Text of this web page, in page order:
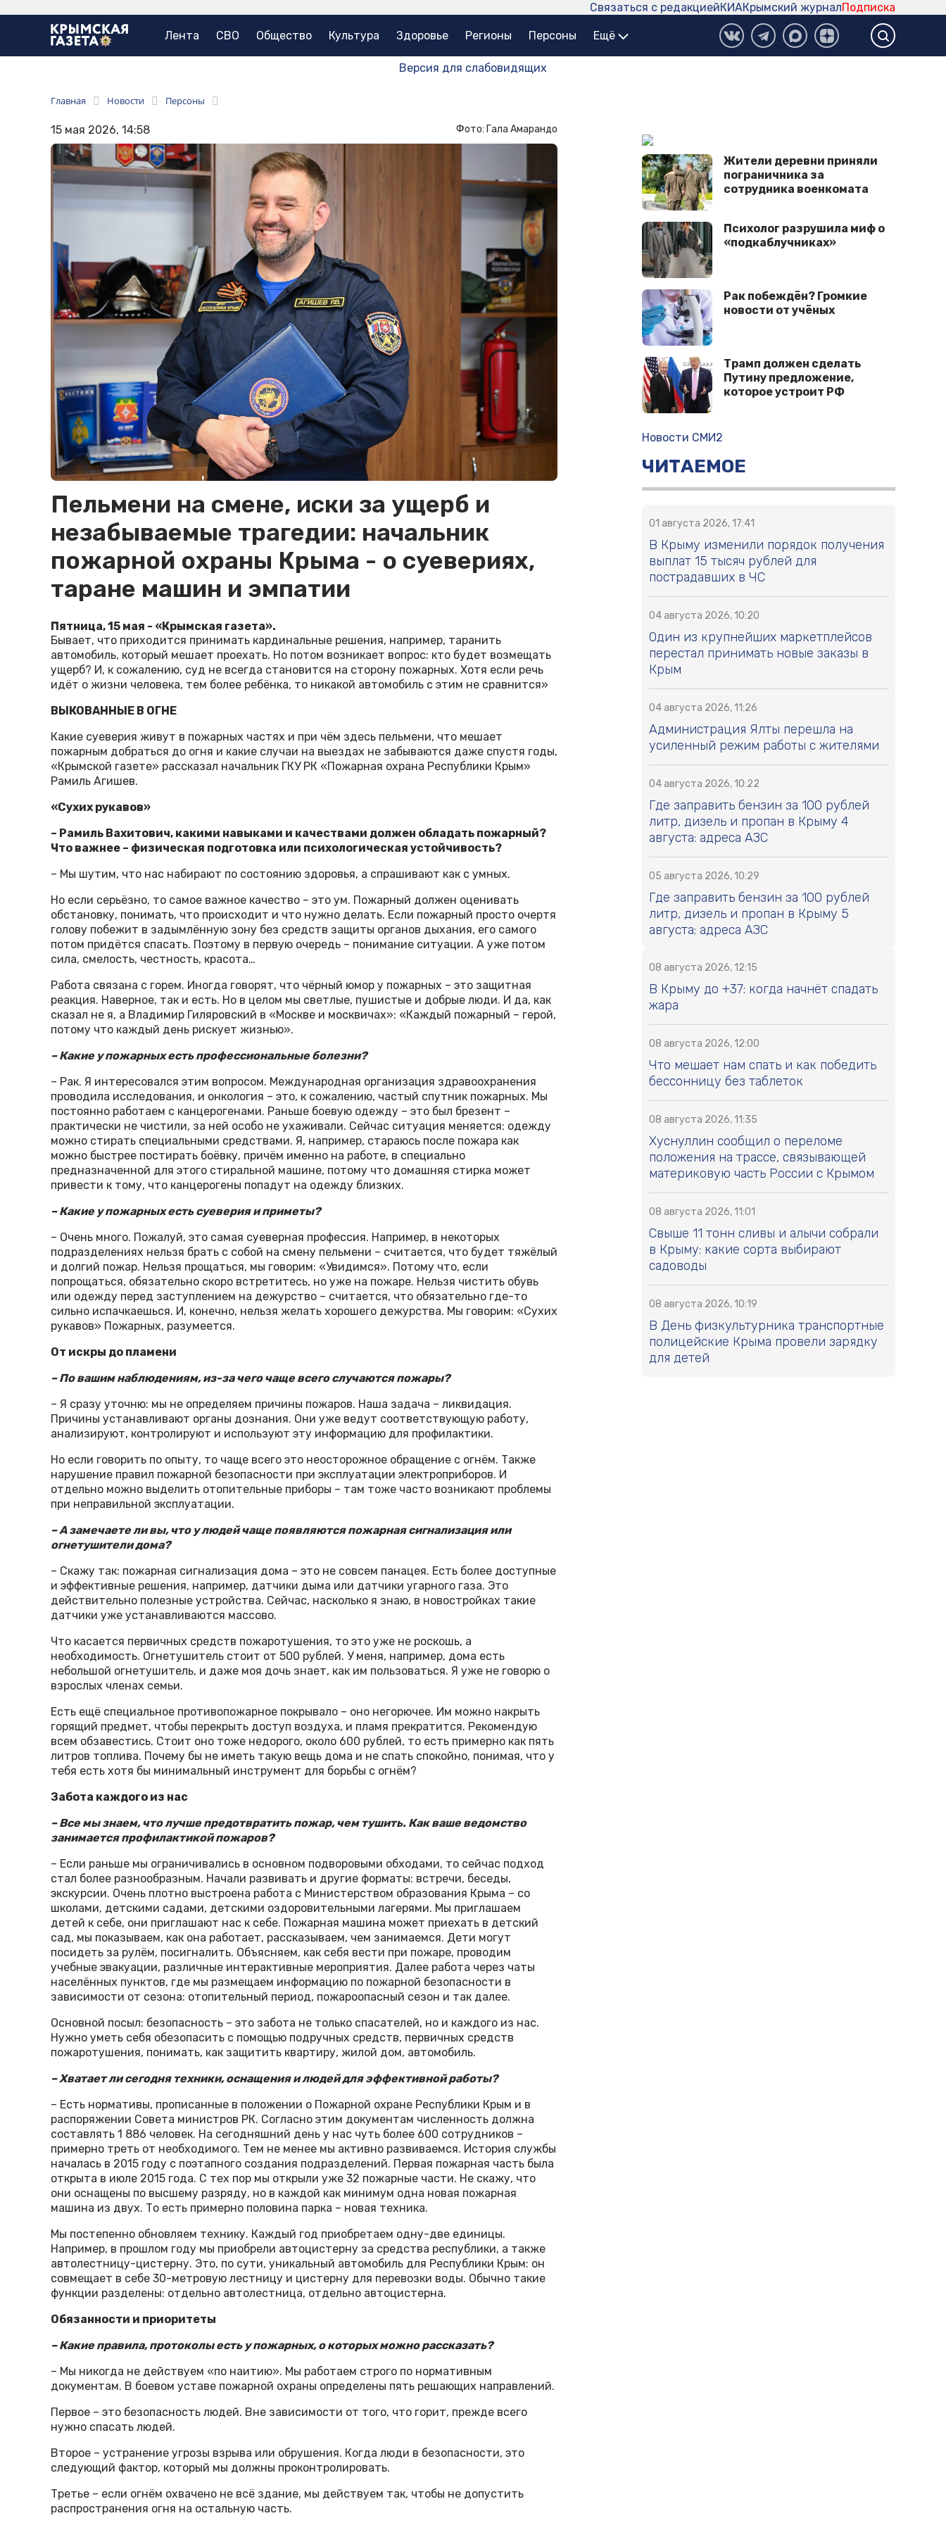
Подписка
Крымский журнал
КИА
Связаться с редакцией
Лента СВО Общество Культура Здоровье Регионы Персоны Ещё
Версия для слабовидящих
Главная Новости Персоны
15 мая 2026, 14:58 Фото: Гала Амарандо
Пельмени на смене, иски за ущерб и
незабываемые трагедии: начальник
пожарной охраны Крыма - о суевериях,
таране машин и эмпатии
Пятница, 15 мая - «Крымская газета».
Бывает, что приходится принимать кардинальные решения, например, таранить
автомобиль, который мешает проехать. Но потом возникает вопрос: кто будет возмещать
ущерб? И, к сожалению, суд не всегда становится на сторону пожарных. Хотя если речь
идёт о жизни человека, тем более ребёнка, то никакой автомобиль с этим не сравнится»
ВЫКОВАННЫЕ В ОГНЕ
Какие суеверия живут в пожарных частях и при чём здесь пельмени, что мешает
пожарным добраться до огня и какие случаи на выездах не забываются даже спустя годы,
«Крымской газете» рассказал начальник ГКУ РК «Пожарная охрана Республики Крым»
Рамиль Агишев.
«Сухих рукавов»
– Рамиль Вахитович, какими навыками и качествами должен обладать пожарный?
Что важнее – физическая подготовка или психологическая устойчивость?
– Мы шутим, что нас набирают по состоянию здоровья, а спрашивают как с умных.
Но если серьёзно, то самое важное качество – это ум. Пожарный должен оценивать
обстановку, понимать, что происходит и что нужно делать. Если пожарный просто очертя
голову побежит в задымлённую зону без средств защиты органов дыхания, его самого
потом придётся спасать. Поэтому в первую очередь – понимание ситуации. А уже потом
сила, смелость, честность, красота…
Работа связана с горем. Иногда говорят, что чёрный юмор у пожарных – это защитная
реакция. Наверное, так и есть. Но в целом мы светлые, пушистые и добрые люди. И да, как
сказал не я, а Владимир Гиляровский в «Москве и москвичах»: «Каждый пожарный – герой,
потому что каждый день рискует жизнью».
– Какие у пожарных есть профессиональные болезни?
– Рак. Я интересовался этим вопросом. Международная организация здравоохранения
проводила исследования, и онкология – это, к сожалению, частый спутник пожарных. Мы
постоянно работаем с канцерогенами. Раньше боевую одежду – это был брезент –
практически не чистили, за ней особо не ухаживали. Сейчас ситуация меняется: одежду
можно стирать специальными средствами. Я, например, стараюсь после пожара как
можно быстрее постирать боёвку, причём именно на работе, в специально
предназначенной для этого стиральной машине, потому что домашняя стирка может
привести к тому, что канцерогены попадут на одежду близких.
– Какие у пожарных есть суеверия и приметы?
– Очень много. Пожалуй, это самая суеверная профессия. Например, в некоторых
подразделениях нельзя брать с собой на смену пельмени – считается, что будет тяжёлый
и долгий пожар. Нельзя прощаться, мы говорим: «Увидимся». Потому что, если
попрощаться, обязательно скоро встретитесь, но уже на пожаре. Нельзя чистить обувь
или одежду перед заступлением на дежурство – считается, что обязательно где-то
сильно испачкаешься. И, конечно, нельзя желать хорошего дежурства. Мы говорим: «Сухих
рукавов» Пожарных, разумеется.
От искры до пламени
– По вашим наблюдениям, из-за чего чаще всего случаются пожары?
– Я сразу уточню: мы не определяем причины пожаров. Наша задача – ликвидация.
Причины устанавливают органы дознания. Они уже ведут соответствующую работу,
анализируют, контролируют и используют эту информацию для профилактики.
Но если говорить по опыту, то чаще всего это неосторожное обращение с огнём. Также
нарушение правил пожарной безопасности при эксплуатации электроприборов. И
отдельно можно выделить отопительные приборы – там тоже часто возникают проблемы
при неправильной эксплуатации.
– А замечаете ли вы, что у людей чаще появляются пожарная сигнализация или
огнетушители дома?
– Скажу так: пожарная сигнализация дома – это не совсем панацея. Есть более доступные
и эффективные решения, например, датчики дыма или датчики угарного газа. Это
действительно полезные устройства. Сейчас, насколько я знаю, в новостройках такие
датчики уже устанавливаются массово.
Что касается первичных средств пожаротушения, то это уже не роскошь, а
необходимость. Огнетушитель стоит от 500 рублей. У меня, например, дома есть
небольшой огнетушитель, и даже моя дочь знает, как им пользоваться. Я уже не говорю о
взрослых членах семьи.
Есть ещё специальное противопожарное покрывало – оно негорючее. Им можно накрыть
горящий предмет, чтобы перекрыть доступ воздуха, и пламя прекратится. Рекомендую
всем обзавестись. Стоит оно тоже недорого, около 600 рублей, то есть примерно как пять
литров топ­лива. Почему бы не иметь такую вещь дома и не спать спокойно, понимая, что у
тебя есть хотя бы минимальный инструмент для борьбы с огнём?
Забота каждого из нас
– Все мы знаем, что лучше предотвратить пожар, чем тушить. Как ваше ведомство
занимается профилактикой пожаров?
– Если раньше мы ограничивались в основном подворовыми обходами, то сейчас подход
стал более разнообразным. Начали развивать и другие форматы: встречи, беседы,
экскурсии. Очень плотно выстроена работа с Министерством образования Крыма – со
школами, детскими садами, детскими оздоровительными лагерями. Мы приглашаем
детей к себе, они приглашают нас к себе. Пожарная машина может приехать в детский
сад, мы показываем, как она работает, рассказываем, чем занимаемся. Дети могут
посидеть за рулём, посигналить. Объясняем, как себя вести при пожаре, проводим
учебные эвакуации, различные интерактивные мероприятия. Далее работа через чаты
населённых пунктов, где мы размещаем информацию по пожарной без­опасности в
зависимости от сезона: отопительный период, пожароопасный сезон и так далее.
Основной посыл: безопасность – это забота не только спасателей, но и каждого из нас.
Нужно уметь себя обезопасить с помощью подручных средств, первичных средств
пожаротушения, понимать, как защитить квартиру, жилой дом, автомобиль.
– Хватает ли сегодня техники, оснащения и людей для эффективной работы?
– Есть нормативы, прописанные в положении о Пожарной охране Республики Крым и в
распоряжении Совета министров РК. Согласно этим документам численность должна
составлять 1 886 человек. На сегодняшний день у нас чуть более 600 сотрудников –
примерно треть от необходимого. Тем не менее мы активно развиваемся. История службы
началась в 2015 году с поэтапного создания подразделений. Первая пожарная часть была
открыта в июле 2015 года. С тех пор мы открыли уже 32 пожарные части. Не скажу, что
они оснащены по высшему разряду, но в каждой как минимум одна новая пожарная
машина из двух. То есть примерно половина парка – новая техника.
Мы постепенно обновляем технику. Каждый год приобретаем одну-две единицы.
Например, в прошлом году мы приобрели автоцистерну за средства респуб­лики, а также
автолестницу-цистерну. Это, по сути, уникальный автомобиль для Республики Крым: он
совмещает в себе 30-метровую лестницу и цистерну для перевозки воды. Обычно такие
функции разделены: отдельно автолестница, отдельно автоцистерна.
Обязанности и приоритеты
– Какие правила, протоколы есть у пожарных, о которых можно рассказать?
– Мы никогда не действуем «по наитию». Мы работаем строго по нормативным
документам. В боевом уставе пожарной охраны определены пять решающих направлений.
Первое – это безопасность людей. Вне зависимости от того, что горит, прежде всего
нужно спасать людей.
Второе – устранение угрозы взрыва или обрушения. Когда люди в безопасности, это
следующий фактор, который мы должны проконтролировать.
Третье – если огнём охвачено не всё здание, мы действуем так, чтобы не допустить
распространения огня на остальную часть.
Жители деревни приняли
пограничника за
сотрудника военкомата
Психолог разрушила миф о
«подкаблучниках»
Рак побеждён? Громкие
новости от учёных
Трамп должен сделать
Путину предложение,
которое устроит РФ
Новости СМИ2
ЧИТАЕМОЕ
01 августа 2026, 17:41
В Крыму изменили порядок получения
выплат 15 тысяч рублей для
пострадавших в ЧС
04 августа 2026, 10:20
Один из крупнейших маркетплейсов
перестал принимать новые заказы в
Крым
04 августа 2026, 11:26
Администрация Ялты перешла на
усиленный режим работы с жителями
04 августа 2026, 10:22
Где заправить бензин за 100 рублей
литр, дизель и пропан в Крыму 4
августа: адреса АЗС
05 августа 2026, 10:29
Где заправить бензин за 100 рублей
литр, дизель и пропан в Крыму 5
августа: адреса АЗС
08 августа 2026, 12:15
В Крыму до +37: когда начнёт спадать
жара
08 августа 2026, 12:00
Что мешает нам спать и как победить
бессонницу без таблеток
08 августа 2026, 11:35
Хуснуллин сообщил о переломе
положения на трассе, связывающей
материковую часть России с Крымом
08 августа 2026, 11:01
Свыше 11 тонн сливы и алычи собрали
в Крыму: какие сорта выбирают
садоводы
08 августа 2026, 10:19
В День физкультурника транспортные
полицейские Крыма провели зарядку
для детей